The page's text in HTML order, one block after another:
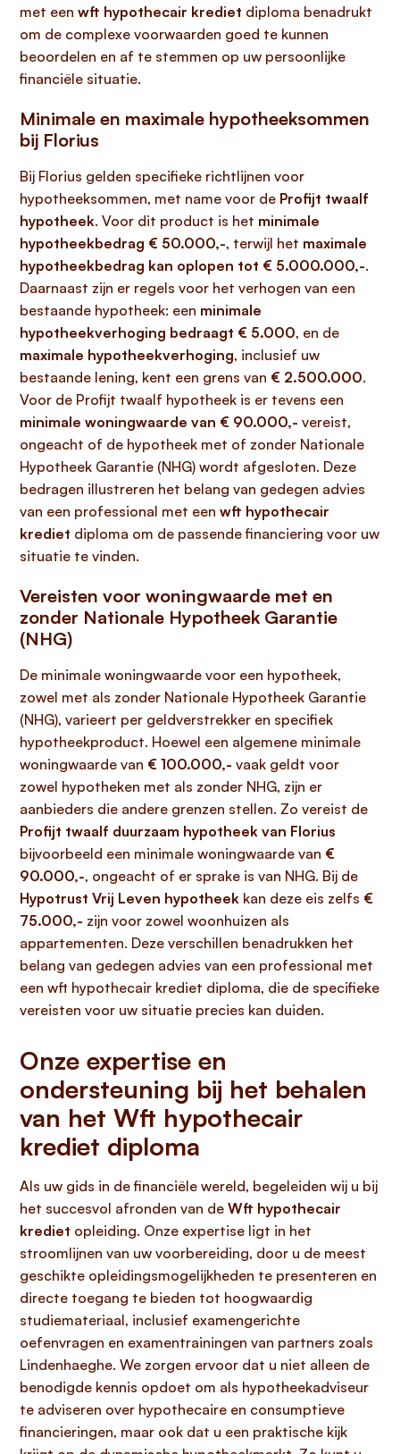
met een wft hypothecair krediet diploma benadrukt
om de complexe voorwaarden goed te kunnen
beoordelen en af te stemmen op uw persoonlijke
financiële situatie.
Minimale en maximale hypotheeksommen
bij Florius
Bij Florius gelden specifieke richtlijnen voor
hypotheeksommen, met name voor de Profijt twaalf
hypotheek. Voor dit product is het minimale
hypotheekbedrag € 50.000,-, terwijl het maximale
hypotheekbedrag kan oplopen tot € 5.000.000,-.
Daarnaast zijn er regels voor het verhogen van een
bestaande hypotheek: een minimale
hypotheekverhoging bedraagt € 5.000, en de
maximale hypotheekverhoging, inclusief uw
bestaande lening, kent een grens van € 2.500.000.
Voor de Profijt twaalf hypotheek is er tevens een
minimale woningwaarde van € 90.000,- vereist,
ongeacht of de hypotheek met of zonder Nationale
Hypotheek Garantie (NHG) wordt afgesloten. Deze
bedragen illustreren het belang van gedegen advies
van een professional met een wft hypothecair
krediet diploma om de passende financiering voor uw
situatie te vinden.
Vereisten voor woningwaarde met en
zonder Nationale Hypotheek Garantie
(NHG)
De minimale woningwaarde voor een hypotheek,
zowel met als zonder Nationale Hypotheek Garantie
(NHG), varieert per geldverstrekker en specifiek
hypotheekproduct. Hoewel een algemene minimale
woningwaarde van € 100.000,- vaak geldt voor
zowel hypotheken met als zonder NHG, zijn er
aanbieders die andere grenzen stellen. Zo vereist de
Profijt twaalf duurzaam hypotheek van Florius
bijvoorbeeld een minimale woningwaarde van €
90.000,-, ongeacht of er sprake is van NHG. Bij de
Hypotrust Vrij Leven hypotheek kan deze eis zelfs €
75.000,- zijn voor zowel woonhuizen als
appartementen. Deze verschillen benadrukken het
belang van gedegen advies van een professional met
een wft hypothecair krediet diploma, die de specifieke
vereisten voor uw situatie precies kan duiden.
Onze expertise en
ondersteuning bij het behalen
van het Wft hypothecair
krediet diploma
Als uw gids in de financiële wereld, begeleiden wij u bij
het succesvol afronden van de Wft hypothecair
krediet opleiding. Onze expertise ligt in het
stroomlijnen van uw voorbereiding, door u de meest
geschikte opleidingsmogelijkheden te presenteren en
directe toegang te bieden tot hoogwaardig
studiemateriaal, inclusief examengerichte
oefenvragen en examentrainingen van partners zoals
Lindenhaeghe. We zorgen ervoor dat u niet alleen de
benodigde kennis opdoet om als hypotheekadviseur
te adviseren over hypothecaire en consumptieve
financieringen, maar ook dat u een praktische kijk